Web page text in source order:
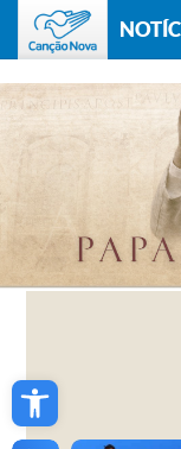
Open toolbar